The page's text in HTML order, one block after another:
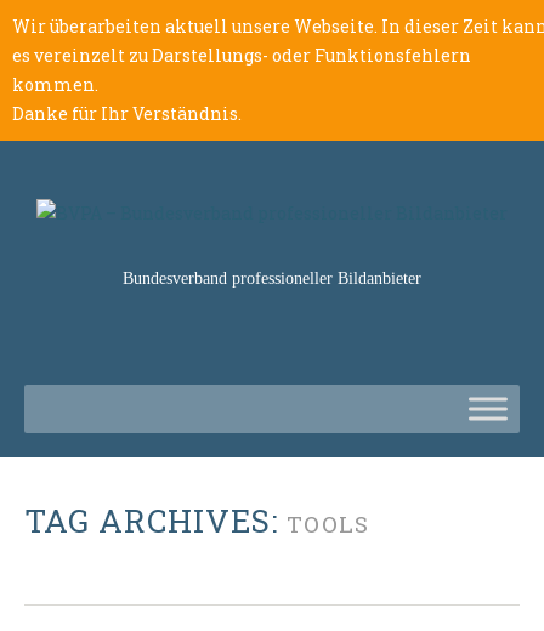
Wir überarbeiten aktuell unsere Webseite. In dieser Zeit
es vereinzelt zu Darstellungs- oder Funktionsfehlern
kommen.
Danke für Ihr Verständnis.
Bundesverband professioneller Bildanbieter
TAG ARCHIVES: TOOLS